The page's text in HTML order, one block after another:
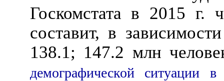
Госкомстата в 2015 г.
составит, в
138.1; 147.2 млн
демографической